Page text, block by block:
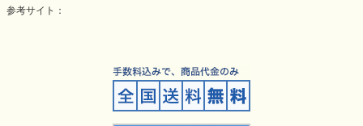
参考サイト：